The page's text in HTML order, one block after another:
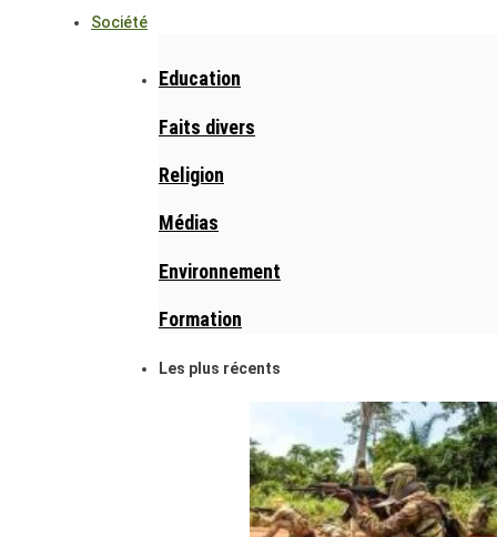
Société
Education
Faits divers
Religion
Médias
Environnement
Formation
Les plus récents